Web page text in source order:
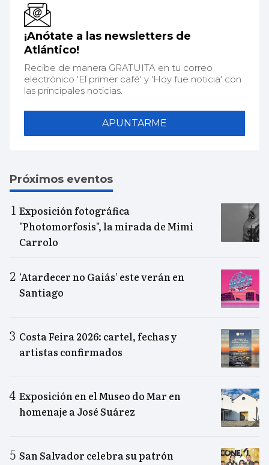
¡Anótate a las newsletters de
Atlántico!
Recibe de manera GRATUITA en tu correo
electrónico 'El primer café' y 'Hoy fue noticia' con
las principales noticias.
APUNTARME
Próximos eventos
Exposición fotográfica
"Photomorfosis", la mirada de Mimi
Carrolo
‘Atardecer no Gaiás’ este verán en
Santiago
Costa Feira 2026: cartel, fechas y
artistas confirmados
Exposición en el Museo do Mar en
homenaje a José Suárez
San Salvador celebra su patrón